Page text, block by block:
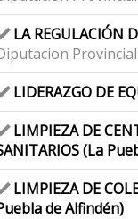
LA REGULACIÓN
LIDERAZGO DE
LIMPIEZA DE
(La
LIMPIEZA DE
de Alfindén)